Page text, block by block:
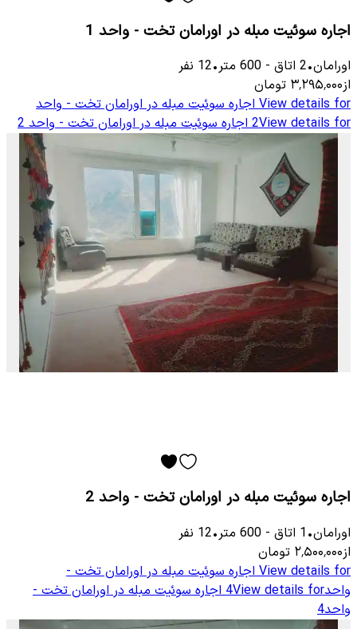
اجاره سوئیت مبله در اورامان تخت - واحد 1
اورامان•
2 اتاق -
600 متر•
12 نفر
از۳٬۲۹۵٬۰۰۰ تومان
View details for اجاره سوئیت مبله در اورامان تخت - واحد
2View details for اجاره سوئیت مبله در اورامان تخت - واحد 2
اجاره سوئیت مبله در اورامان تخت - واحد 2
اورامان•
1 اتاق -
600 متر•
12 نفر
از۲٬۵۰۰٬۰۰۰ تومان
View details for اجاره سوئیت مبله در اورامان تخت -
واحد4View details for اجاره سوئیت مبله در اورامان تخت -
واحد4